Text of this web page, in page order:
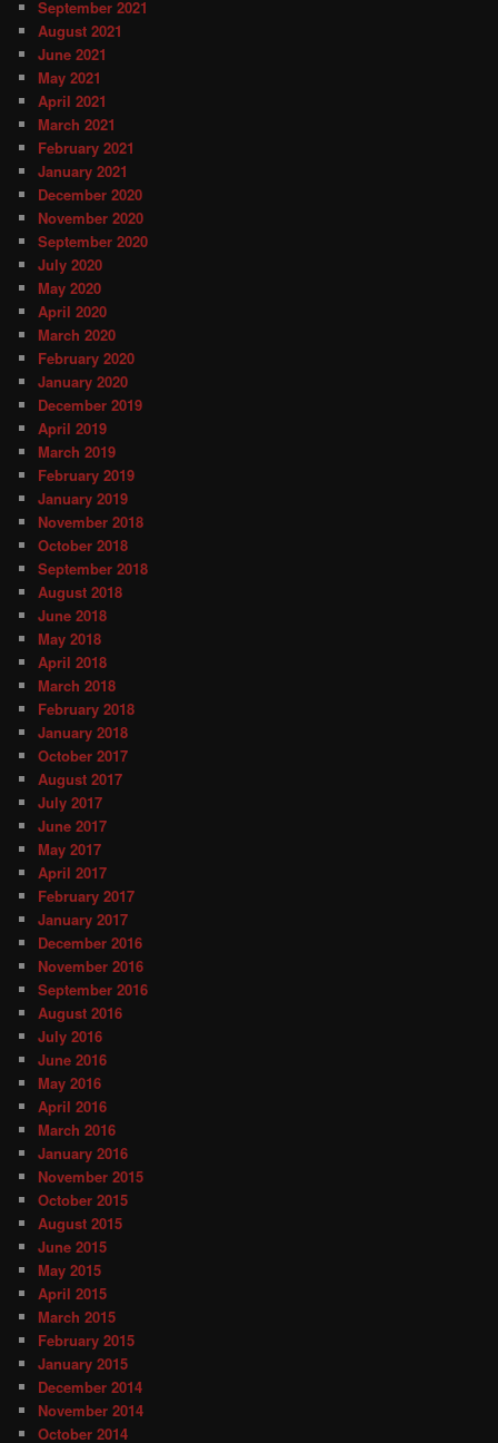
September 2021
August 2021
June 2021
May 2021
April 2021
March 2021
February 2021
January 2021
December 2020
November 2020
September 2020
July 2020
May 2020
April 2020
March 2020
February 2020
January 2020
December 2019
April 2019
March 2019
February 2019
January 2019
November 2018
October 2018
September 2018
August 2018
June 2018
May 2018
April 2018
March 2018
February 2018
January 2018
October 2017
August 2017
July 2017
June 2017
May 2017
April 2017
February 2017
January 2017
December 2016
November 2016
September 2016
August 2016
July 2016
June 2016
May 2016
April 2016
March 2016
January 2016
November 2015
October 2015
August 2015
June 2015
May 2015
April 2015
March 2015
February 2015
January 2015
December 2014
November 2014
October 2014